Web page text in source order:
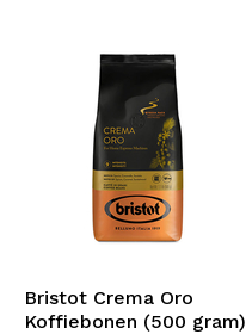
Bristot Crema Oro
Koffiebonen (500 gram)